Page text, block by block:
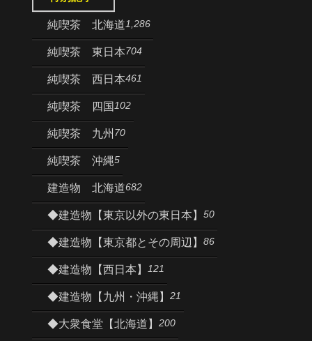
純喫茶 北海道1,286
純喫茶 東日本704
純喫茶 西日本461
純喫茶 四国 102
純喫茶 九州 70
純喫茶 沖縄5
建造物 北海道682
◆建造物【東京以外の東日本】 50
◆建造物【東京都とその周辺】 86
◆建造物【西日本】 121
◆建造物【九州・沖縄】 21
◆大衆食堂【北海道】 200